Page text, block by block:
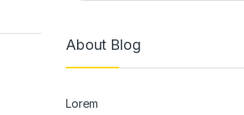
About Blog
Lorem